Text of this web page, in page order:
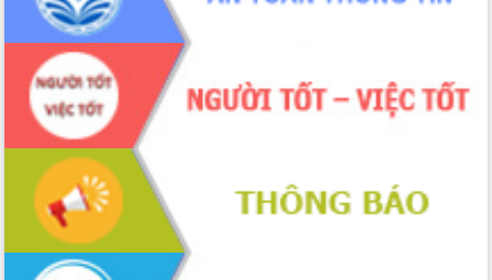
Xây dựng nền hành chính số đồng
hành cùng nông dân dân, doanh nghiệp
Giai đoạn 2026-2030, Đắk Lắk phấn
đấu có 77% xã đạt chuẩn nông thôn
mới
Chuyển đổi số 'mở đường' cho nông
nghiệp Đắk Lắk tăng trưởng bứt phá
Triển khai đồng bộ đo đạc, lập hồ sơ
địa chính, hoàn thiện cơ sở dữ liệu đất
Ứng dụng sinh trắc học - Bước tiến